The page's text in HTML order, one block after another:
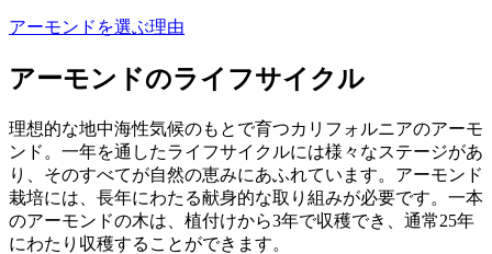
アーモンドを選ぶ理由
アーモンドのライフサイクル
理想的な地中海性気候のもとで育つカリフォルニアのアーモ
ンド。一年を通したライフサイクルには様々なステージがあ
り、そのすべてが自然の恵みにあふれています。アーモンド
栽培には、長年にわたる献身的な取り組みが必要です。一本
のアーモンドの木は、植付けから3年で収穫でき、通常25年
にわたり収穫することができます。